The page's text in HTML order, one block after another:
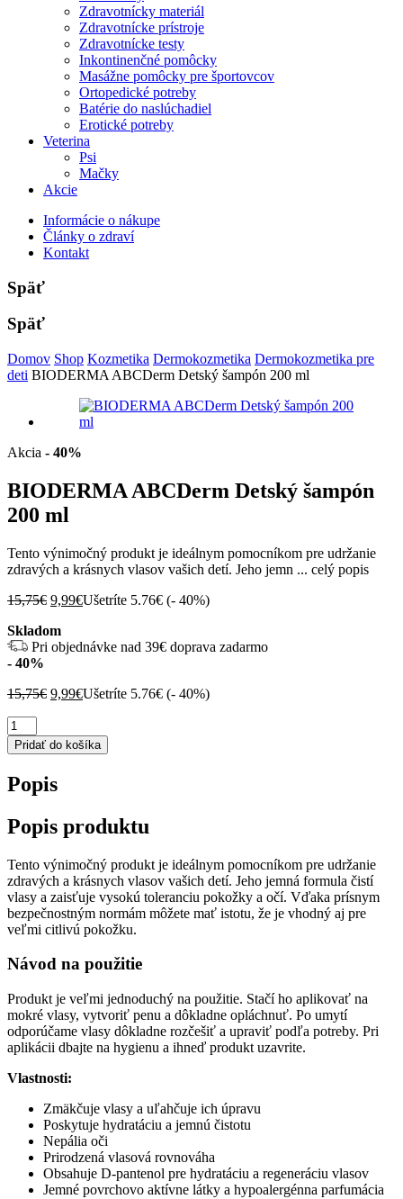
Zdravotnícky materiál
Zdravotnícke prístroje
Zdravotnícke testy
Inkontinenčné pomôcky
Masážne pomôcky pre športovcov
Ortopedické potreby
Batérie do naslúchadiel
Erotické potreby
Veterina
Psi
Mačky
Akcie
Informácie o nákupe
Články o zdraví
Kontakt
Späť
Späť
Domov Shop Kozmetika Dermokozmetika Dermokozmetika pre
deti BIODERMA ABCDerm Detský šampón 200 ml
Akcia - 40%
BIODERMA ABCDerm Detský šampón
200 ml
Tento výnimočný produkt je ideálnym pomocníkom pre udržanie
zdravých a krásnych vlasov vašich detí. Jeho jemn ... celý popis
15,75€ Pôvodná
bola:
15,75€.
9,99€Aktuálna
9,99€.
Ušetríte 5.76€ (- 40%)
Skladom
Pri objednávke nad 39€ doprava zadarmo
- 40%
15,75€ Pôvodná
15,75€.
9,99€Aktuálna
9,99€.
Ušetríte 5.76€ (- 40%)
množstvo
BIODERMA
ABCDerm
šampón
ml
Pridať do košíka
Popis
Popis produktu
Tento výnimočný produkt je ideálnym pomocníkom pre udržanie
zdravých a krásnych vlasov vašich detí. Jeho jemná formula čistí
vlasy a zaisťuje vysokú toleranciu pokožky a očí. Vďaka prísnym
bezpečnostným normám môžete mať istotu, že je vhodný aj pre
veľmi citlivú pokožku.
Návod na použitie
Produkt je veľmi jednoduchý na použitie. Stačí ho aplikovať na
mokré vlasy, vytvoriť penu a dôkladne opláchnuť. Po umytí
odporúčame vlasy dôkladne rozčešiť a upraviť podľa potreby. Pri
aplikácii dbajte na hygienu a ihneď produkt uzavrite.
Vlastnosti:
Zmäkčuje vlasy a uľahčuje ich úpravu
Poskytuje hydratáciu a jemnú čistotu
Nepália oči
Prirodzená vlasová rovnováha
Obsahuje D-pantenol pre hydratáciu a regeneráciu vlasov
Jemné povrchovo aktívne látky a hypoalergénna parfumácia